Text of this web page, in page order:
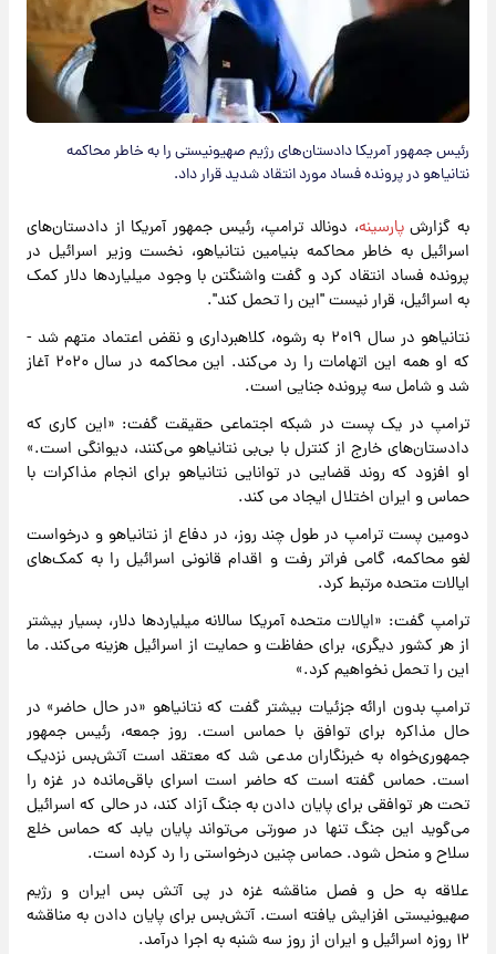
رئیس جمهور آمریکا دادستان‌های رژیم صهیونیستی را به خاطر محاکمه
نتانیاهو در پرونده فساد مورد انتقاد شدید قرار داد.
به گزارشپارسینه، دونالد ترامپ، رئیس جمهور آمریکا از دادستان‌های
اسرائیل به خاطر محاکمه بنیامین نتانیاهو، نخست وزیر اسرائیل در
پرونده فساد انتقاد کرد و گفت واشنگتن با وجود میلیارد‌ها دلار کمک
به اسرائیل، قرار نیست "این را تحمل کند".
نتانیاهو در سال ۲۰۱۹ به رشوه، کلاهبرداری و نقض اعتماد متهم شد -
که او همه این اتهامات را رد می‌کند. این محاکمه در سال ۲۰۲۰ آغاز
شد و شامل سه پرونده جنایی است.
ترامپ در یک پست در شبکه اجتماعی حقیقت گفت: «این کاری که
دادستان‌های خارج از کنترل با بی‌بی نتانیاهو می‌کنند، دیوانگی است.»
او افزود که روند قضایی در توانایی نتانیاهو برای انجام مذاکرات با
حماس و ایران اختلال ایجاد می کند.
دومین پست ترامپ در طول چند روز، در دفاع از نتانیاهو و درخواست
لغو محاکمه، گامی فراتر رفت و اقدام قانونی اسرائیل را به کمک‌های
ایالات متحده مرتبط کرد.
ترامپ گفت: «ایالات متحده آمریکا سالانه میلیارد‌ها دلار، بسیار بیشتر
از هر کشور دیگری، برای حفاظت و حمایت از اسرائیل هزینه می‌کند. ما
این را تحمل نخواهیم کرد.»
ترامپ بدون ارائه جزئیات بیشتر گفت که نتانیاهو «در حال حاضر» در
حال مذاکره برای توافق با حماس است. روز جمعه، رئیس جمهور
جمهوری‌خواه به خبرنگاران مدعی شد که معتقد است آتش‌بس نزدیک
است. حماس گفته است که حاضر است اسرای باقی‌مانده در غزه را
تحت هر توافقی برای پایان دادن به جنگ آزاد کند، در حالی که اسرائیل
می‌گوید این جنگ تنها در صورتی می‌تواند پایان یابد که حماس خلع
سلاح و منحل شود. حماس چنین درخواستی را رد کرده است.
علاقه به حل و فصل مناقشه غزه در پی آتش بس ایران و رژیم
صهیونیستی افزایش یافته است. آتش‌بس برای پایان دادن به مناقشه
۱۲ روزه اسرائیل و ایران از روز سه شنبه به اجرا درآمد.